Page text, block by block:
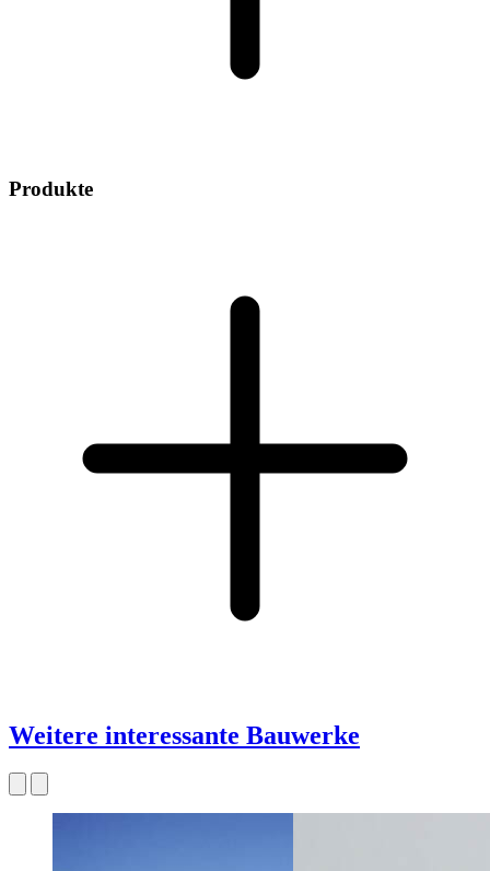
Produkte
Weitere interessante Bauwerke